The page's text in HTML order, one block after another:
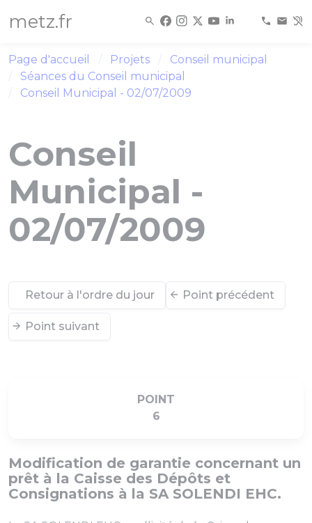
metz.fr
Page d'accueil Projets
Conseil municipal
Séances du Conseil municipal
Conseil Municipal - 02/07/2009
Conseil
Municipal -
02/07/2009
Retour à l'ordre du jour Point précédent
Point suivant
POINT
6
Modification de garantie concernant un
prêt à la Caisse des Dépôts et
Consignations à la SA SOLENDI EHC.